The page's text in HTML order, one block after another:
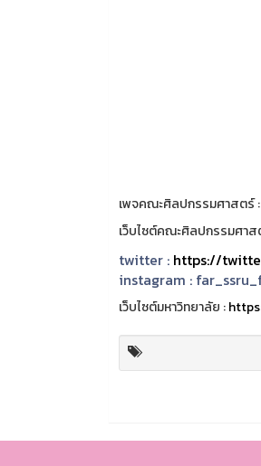
เพจคณะศิลปกรรมศาสตร์ :
เว็บไซต์คณะศิลปกรรมศาส
twitter : https://
instagram :
เว็บไซต์มหาวิทยาลัย :